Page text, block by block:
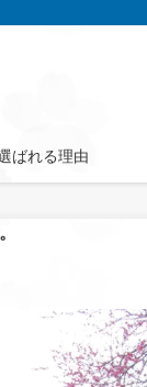
ばれる理由